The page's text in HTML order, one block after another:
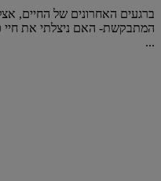
ברגעים האחרונים של החיים,
המתבקשת- האם ניצלתי את חיי
...